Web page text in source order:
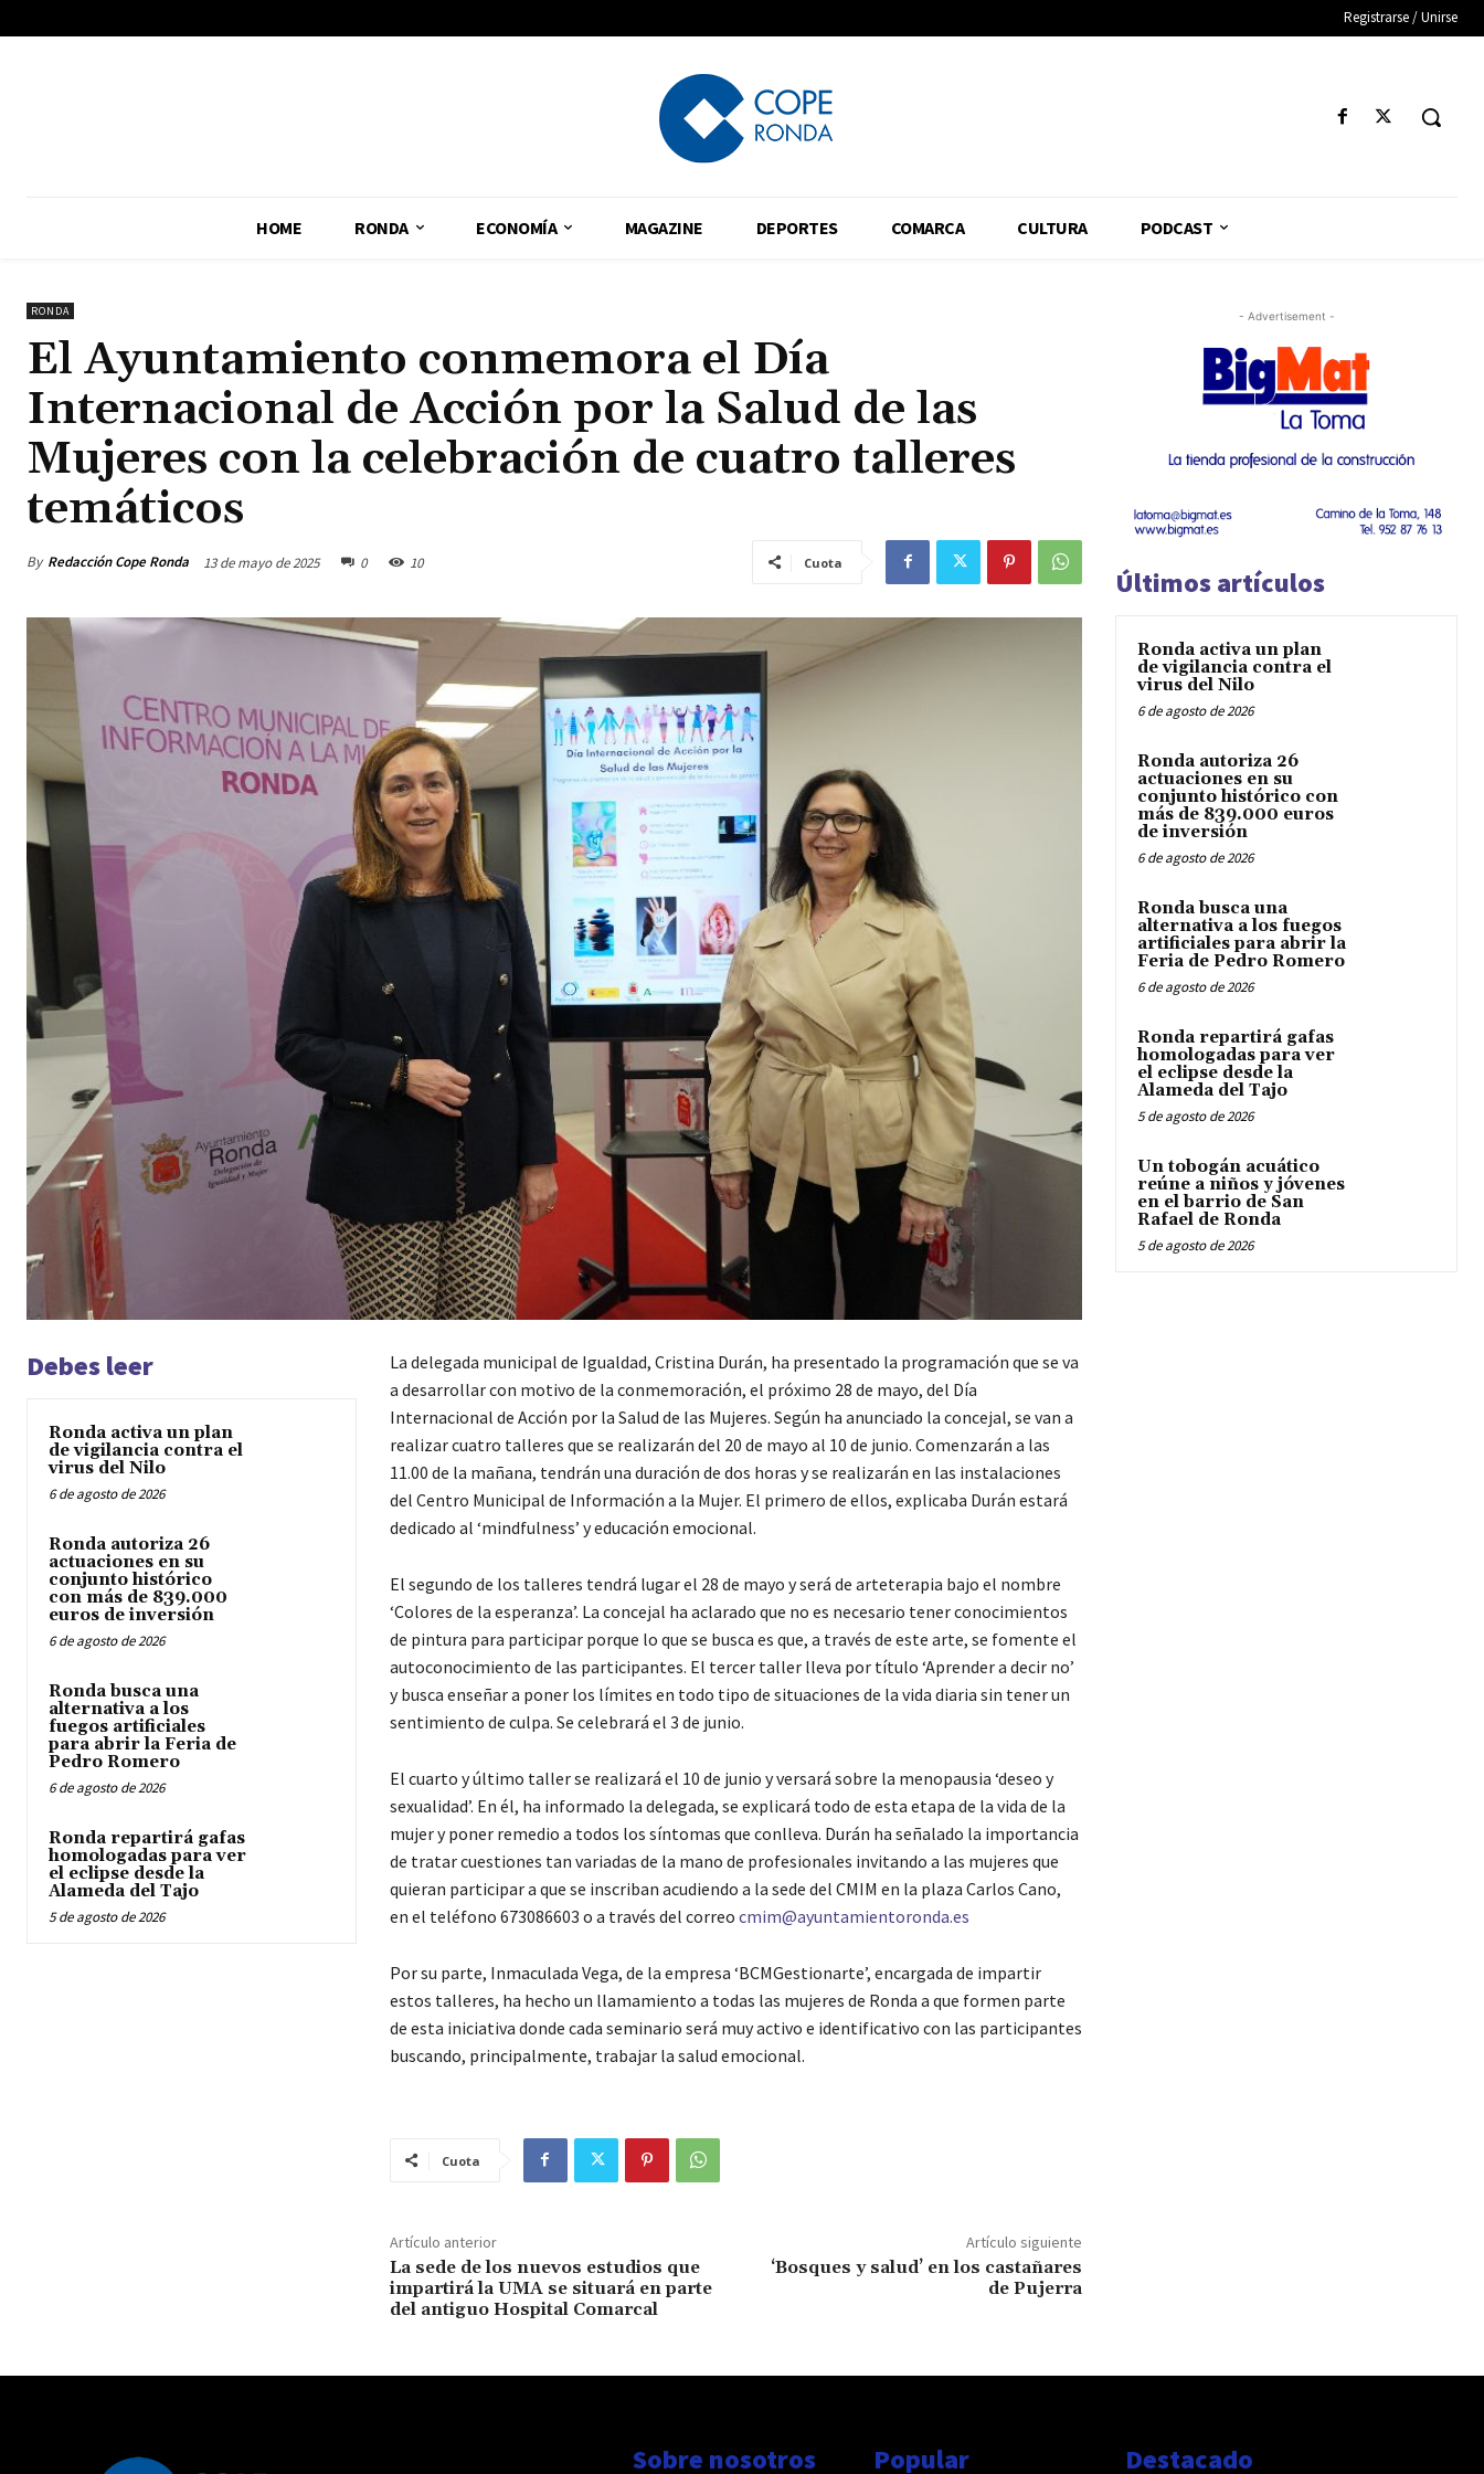
Registrarse / Unirse
HOME RONDA ECONOMÍA MAGAZINE DEPORTES COMARCA CULTURA PODCAST
RONDA
El Ayuntamiento conmemora el Día
Internacional de Acción por la Salud de las
Mujeres con la celebración de cuatro talleres
temáticos
By Redacción Cope Ronda 13 de mayo de 2025 0 10 Cuota
Debes leer
Ronda activa un plan
de vigilancia contra el
virus del Nilo
6 de agosto de 2026
Ronda autoriza 26
actuaciones en su
conjunto histórico
con más de 839.000
euros de inversión
6 de agosto de 2026
Ronda busca una
alternativa a los
fuegos artificiales
para abrir la Feria de
Pedro Romero
6 de agosto de 2026
Ronda repartirá gafas
homologadas para ver
el eclipse desde la
Alameda del Tajo
5 de agosto de 2026
La delegada municipal de Igualdad, Cristina Durán, ha presentado la programación que se va
a desarrollar con motivo de la conmemoración, el próximo 28 de mayo, del Día
Internacional de Acción por la Salud de las Mujeres. Según ha anunciado la concejal, se van a
realizar cuatro talleres que se realizarán del 20 de mayo al 10 de junio. Comenzarán a las
11.00 de la mañana, tendrán una duración de dos horas y se realizarán en las instalaciones
del Centro Municipal de Información a la Mujer. El primero de ellos, explicaba Durán estará
dedicado al ‘mindfulness’ y educación emocional.
El segundo de los talleres tendrá lugar el 28 de mayo y será de arteterapia bajo el nombre
‘Colores de la esperanza’. La concejal ha aclarado que no es necesario tener conocimientos
de pintura para participar porque lo que se busca es que, a través de este arte, se fomente el
autoconocimiento de las participantes. El tercer taller lleva por título ‘Aprender a decir no’
y busca enseñar a poner los límites en todo tipo de situaciones de la vida diaria sin tener un
sentimiento de culpa. Se celebrará el 3 de junio.
El cuarto y último taller se realizará el 10 de junio y versará sobre la menopausia ‘deseo y
sexualidad’. En él, ha informado la delegada, se explicará todo de esta etapa de la vida de la
mujer y poner remedio a todos los síntomas que conlleva. Durán ha señalado la importancia
de tratar cuestiones tan variadas de la mano de profesionales invitando a las mujeres que
quieran participar a que se inscriban acudiendo a la sede del CMIM en la plaza Carlos Cano,
en el teléfono 673086603 o a través del correo cmim@ayuntamientoronda.es
Por su parte, Inmaculada Vega, de la empresa ‘BCMGestionarte’, encargada de impartir
estos talleres, ha hecho un llamamiento a todas las mujeres de Ronda a que formen parte
de esta iniciativa donde cada seminario será muy activo e identificativo con las participantes
buscando, principalmente, trabajar la salud emocional.
Cuota
Artículo anterior
La sede de los nuevos estudios que
impartirá la UMA se situará en parte
del antiguo Hospital Comarcal
Artículo siguiente
‘Bosques y salud’ en los castañares
de Pujerra
- Advertisement -
Últimos artículos
Ronda activa un plan
de vigilancia contra el
virus del Nilo
6 de agosto de 2026
Ronda autoriza 26
actuaciones en su
conjunto histórico con
más de 839.000 euros
de inversión
6 de agosto de 2026
Ronda busca una
alternativa a los fuegos
artificiales para abrir la
Feria de Pedro Romero
6 de agosto de 2026
Ronda repartirá gafas
homologadas para ver
el eclipse desde la
Alameda del Tajo
5 de agosto de 2026
Un tobogán acuático
reúne a niños y jóvenes
en el barrio de San
Rafael de Ronda
5 de agosto de 2026
Sobre nosotros Popular Destacado